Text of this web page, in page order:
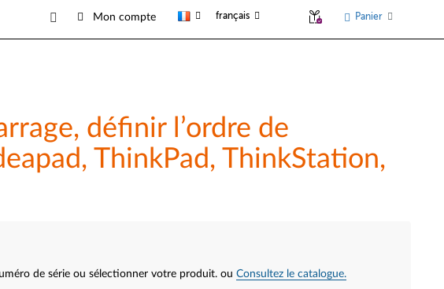
Mon compte français Panier
définir l’ordre de
ThinkPad, ThinkStation,
de série ou sélectionner votre produit. ou Consultez le catalogue.